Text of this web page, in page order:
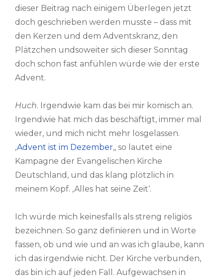
dieser Beitrag nach einigem Überlegen jetzt
doch geschrieben werden musste – dass mit
den Kerzen und dem Adventskranz, den
Plätzchen undsoweiter sich dieser Sonntag
doch schon fast anfühlen würde wie der erste
Advent.
Huch. Irgendwie kam das bei mir komisch an.
Irgendwie hat mich das beschäftigt, immer mal
wieder, und mich nicht mehr losgelassen.
‚Advent ist im Dezember‚, so lautet eine
Kampagne der Evangelischen Kirche
Deutschland, und das klang plötzlich in
meinem Kopf. ‚Alles hat seine Zeit‘.
Ich würde mich keinesfalls als streng religiös
bezeichnen. So ganz definieren und in Worte
fassen, ob und wie und an was ich glaube, kann
ich das irgendwie nicht. Der Kirche verbunden,
das bin ich auf jeden Fall. Aufgewachsen in